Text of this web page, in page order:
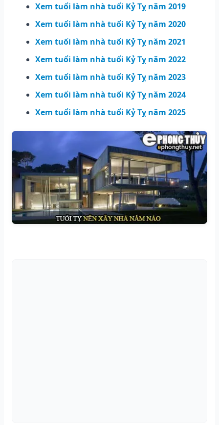
Xem tuổi làm nhà tuổi Kỷ Tỵ năm 2019
Xem tuổi làm nhà tuổi Kỷ Tỵ năm 2020
Xem tuổi làm nhà tuổi Kỷ Tỵ năm 2021
Xem tuổi làm nhà tuổi Kỷ Tỵ năm 2022
Xem tuổi làm nhà tuổi Kỷ Tỵ năm 2023
Xem tuổi làm nhà tuổi Kỷ Tỵ năm 2024
Xem tuổi làm nhà tuổi Kỷ Tỵ năm 2025